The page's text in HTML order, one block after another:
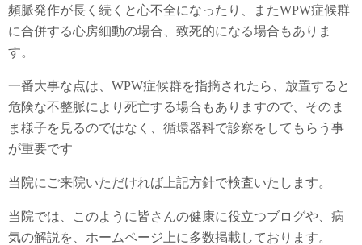
頻脈発作が長く続くと心不全になったり、またWPW症候群
に合併する心房細動の場合、致死的になる場合もありま
す。
一番大事な点は、WPW症候群を指摘されたら、放置すると
危険な不整脈により死亡する場合もありますので、そのま
ま様子を見るのではなく、循環器科で診察をしてもらう事
が重要です
当院にご来院いただければ上記方針で検査いたします。
当院では、このように皆さんの健康に役立つブログや、病
気の解説を、ホームページ上に多数掲載しております。